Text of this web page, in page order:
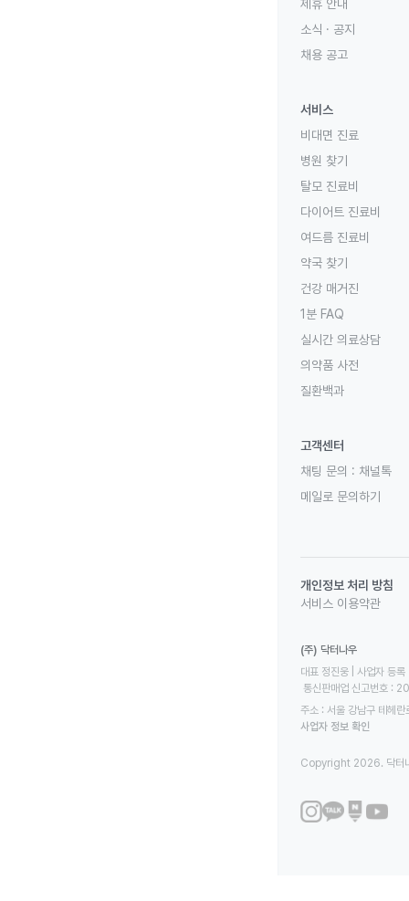
제휴 안내
소식 · 공지
채용 공고
서비스
비대면 진료
병원 찾기
탈모 진료비
다이어트 진료비
여드름 진료비
약국 찾기
건강 매거진
1분 FAQ
실시간 의료상담
의약품 사전
질환백과
고객센터
채팅 문의 : 채널톡
메일로 문의하기
개인정보 처리 방침
서비스 이용약관
(주) 닥터나우
대표 정진웅 | 사업자
통신판매업 신고번호
주소 : 서울 강남구 테헤
사업자 정보 확인
Copyright 2026. 닥터